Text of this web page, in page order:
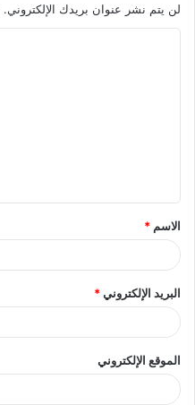
لن يتم نشر عنوان بريدك الإلكتروني.
ق
*
الاسم *
البريد الإلكتروني*
الموقع الإلكتروني